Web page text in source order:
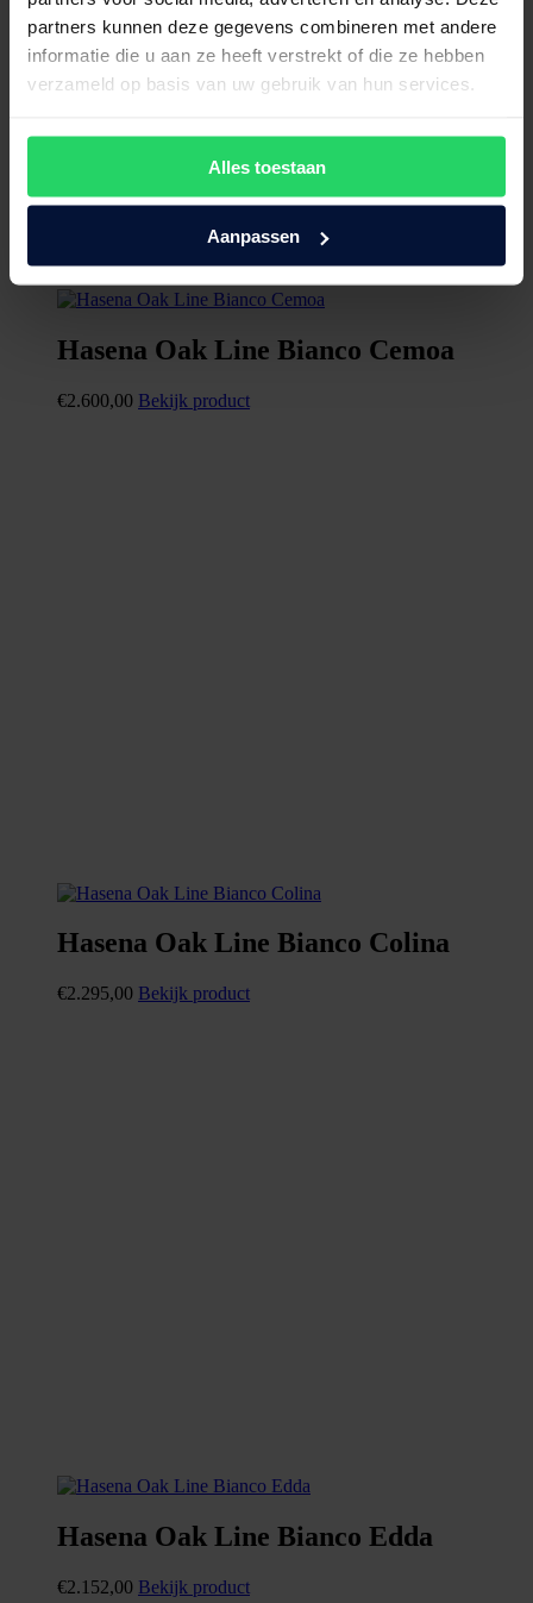
partners kunnen deze gegevens combineren met andere
informatie die u aan ze heeft verstrekt of die ze hebben
verzameld op basis van uw gebruik van hun services.
Alles toestaan
Aanpassen
Hasena Oak Line Bianco Cemoa
€2.600,00 Bekijk product
Hasena Oak Line Bianco Colina
€2.295,00 Bekijk product
Hasena Oak Line Bianco Edda
€2.152,00 Bekijk product